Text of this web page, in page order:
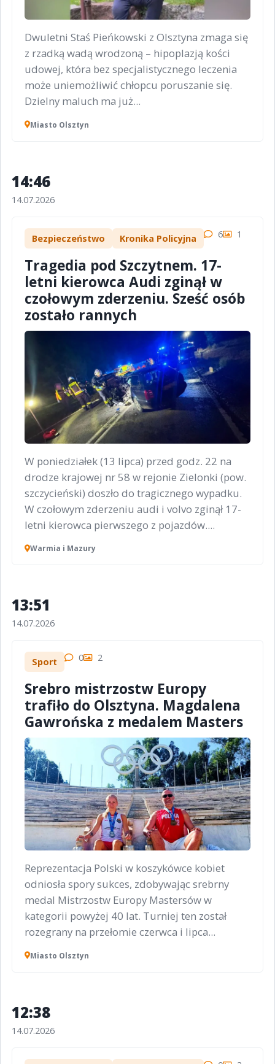
Dwuletni Staś Pieńkowski z Olsztyna zmaga się
z rzadką wadą wrodzoną – hipoplazją kości
udowej, która bez specjalistycznego leczenia
może uniemożliwić chłopcu poruszanie się.
Dzielny maluch ma już...
Miasto Olsztyn
14:46
14.07.2026
Bezpieczeństwo Kronika Policyjna 6 1
Tragedia pod Szczytnem. 17-
letni kierowca Audi zginął w
czołowym zderzeniu. Sześć osób
zostało rannych
W poniedziałek (13 lipca) przed godz. 22 na
drodze krajowej nr 58 w rejonie Zielonki (pow.
szczycieński) doszło do tragicznego wypadku.
W czołowym zderzeniu audi i volvo zginął 17-
letni kierowca pierwszego z pojazdów....
Warmia i Mazury
13:51
14.07.2026
Sport 0 2
Srebro mistrzostw Europy
trafiło do Olsztyna. Magdalena
Gawrońska z medalem Masters
Reprezentacja Polski w koszykówce kobiet
odniosła spory sukces, zdobywając srebrny
medal Mistrzostw Europy Mastersów w
kategorii powyżej 40 lat. Turniej ten został
rozegrany na przełomie czerwca i lipca...
Miasto Olsztyn
12:38
14.07.2026